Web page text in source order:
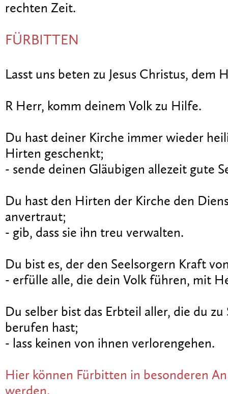
rechten Zeit.
FÜRBITTEN
Lasst uns beten zu Jesus Christus, dem
R Herr, komm deinem Volk zu Hilfe.
Du hast deiner Kirche immer wieder
Hirten geschenkt;
- sende deinen Gläubigen allezeit gute
Du hast den Hirten der Kirche den
anvertraut;
- gib, dass sie ihn treu verwalten.
Du bist es, der den Seelsorgern Kraft
- erfülle alle, die dein Volk führen, mit
Du selber bist das Erbteil aller, die du zu
berufen hast;
- lass keinen von ihnen verlorengehen.
Hier können Fürbitten in besonderen